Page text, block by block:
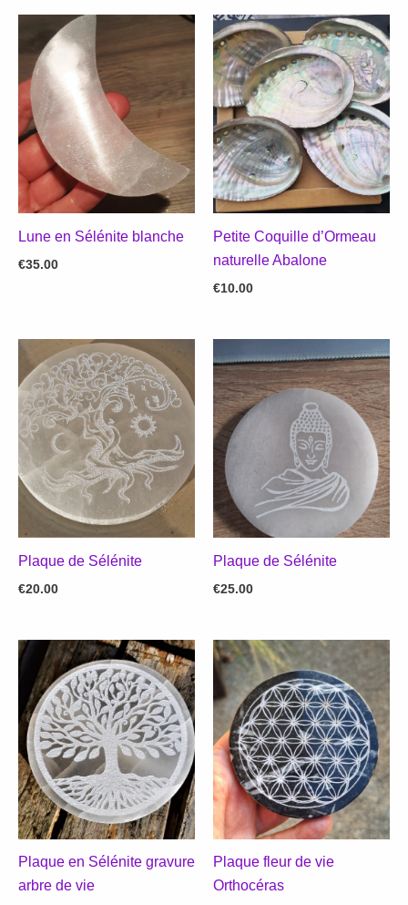
Lune en Sélénite blanche
€35.00
Petite Coquille d’Ormeau
naturelle Abalone
€10.00
Plaque de Sélénite
€20.00
Plaque de Sélénite
€25.00
Plaque en Sélénite gravure
arbre de vie
Plaque fleur de vie
Orthocéras